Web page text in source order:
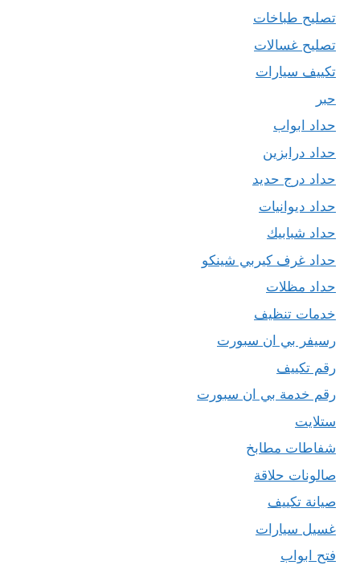
تصليح طباخات
تصليح غسالات
تكييف سيارات
حبر
حداد ابواب
حداد درابزين
حداد درج حديد
حداد ديوانيات
حداد شبابيك
حداد غرف كيربي شينكو
حداد مظلات
خدمات تنظيف
رسيفر بي ان سبورت
رقم تكييف
رقم خدمة بي ان سبورت
ستلايت
شفاطات مطابخ
صالونات حلاقة
صيانة تكييف
غسيل سيارات
فتح ابواب